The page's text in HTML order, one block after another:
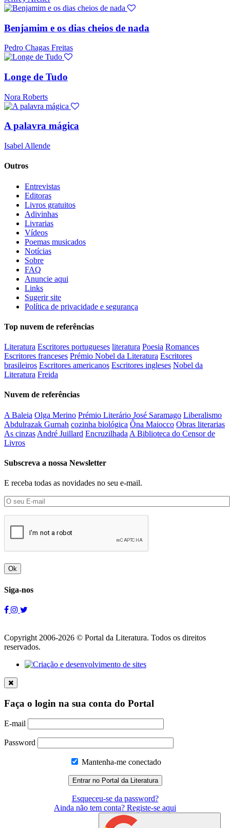
Benjamim e os dias cheios de nada
Pedro Chagas Freitas
Longe de Tudo
Nora Roberts
A palavra mágica
Isabel Allende
Outros
Entrevistas
Editoras
Livros gratuitos
Adivinhas
Livrarias
Vídeos
Poemas musicados
Notícias
Sobre
FAQ
Anuncie aqui
Links
Sugerir site
Política de privacidade e segurança
Top nuvem de referências
Literatura Escritores portugueses literatura Poesia Romances
Escritores franceses Prémio Nobel da Literatura Escritores
brasileiros Escritores americanos Escritores ingleses Nobel da
Literatura Freida
Nuvem de referências
A Baleia Olga Merino Prémio Literário José Saramago Liberalismo
Abdulrazak Gurnah cozinha biológica Ôna Maiocco Obras literarias
As cinzas André Juillard Encruzilhada A Biblioteca do Censor de
Livros
Subscreva a nossa Newsletter
E receba todas as novidades no seu e-mail.
Ok
Siga-nos
Copyright 2006-2026 © Portal da Literatura. Todos os direitos
reservados.
Faça o login na sua conta do Portal
E-mail
Password
Mantenha-me conectado
Esqueceu-se da password?
Ainda não tem conta? Registe-se aqui